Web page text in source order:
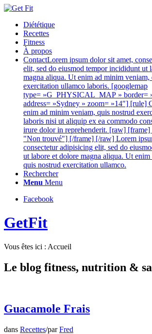
Diététique
Recettes
Fitness
À propos
ContactLorem ipsum dolor sit amet,
elit, sed do eiusmod tempor incididunt ut
magna aliqua. Ut enim ad minim veniam,
exercitation ullamco laboris. [googlemap
type= »G_PHYSICAL_MAP » border=
address= »Sydney » zoom= »14″] [rule]
enim ad minim veniam, quis nostrud
laboris nisi ut aliquip ex ea commodo
irure dolor in reprehenderit. [raw]
"Non trouvé"] [/frame] [/raw] Lorem
consectetur adipisicing elit, sed do
ut labore et dolore magna aliqua. Ut
quis nostrud exercitation ullamco.
Rechercher
Menu Menu
Facebook
GetFit
Vous êtes ici : Accueil
Le blog fitness, nutrition &
Guacamole Frais
dans Recettes/parFred